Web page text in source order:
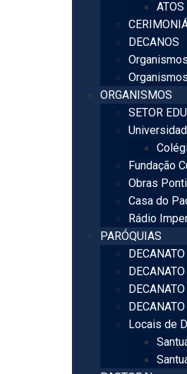
ATOS
DECANOS
ORGANISMOS
SETOR
Fundação
Obras
Casa do
Rádio
PARÓQUIAS
Locais de